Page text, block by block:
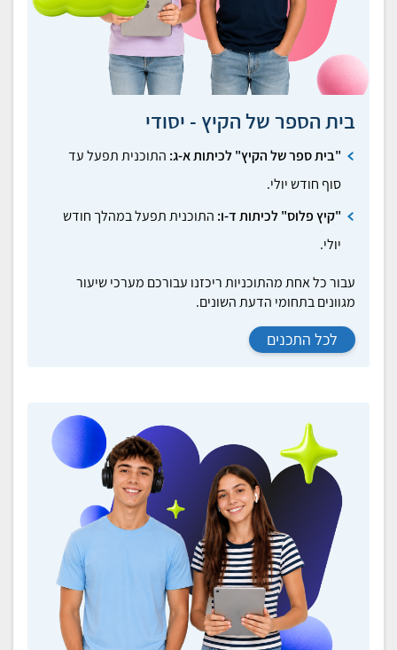
בית הספר של הקיץ - יסודי
"בית ספר של הקיץ" לכיתות א-ג: התוכנית תפעל עד
סוף חודש יולי.
"קיץ פלוס" לכיתות ד-ו: התוכנית תפעל במהלך חודש
יולי.
עבור כל אחת מהתוכניות ריכזנו עבורכם מערכי שיעור
מגוונים בתחומי הדעת השונים.
לכל התכנים